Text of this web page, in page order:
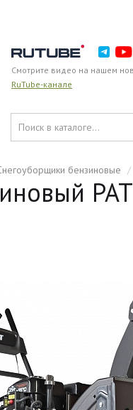
Смотрите видео на нашем
RuTube-канале
бензиновые /